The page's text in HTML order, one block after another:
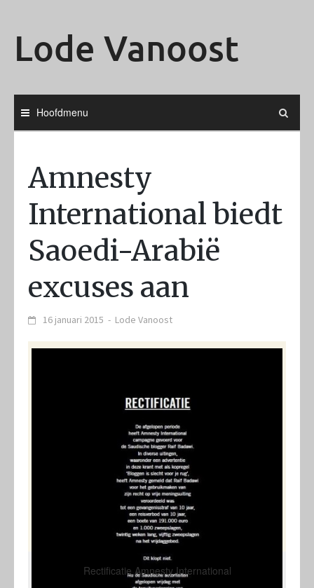
Lode Vanoost
Hoofdmenu
Amnesty
International biedt
Saoedi-Arabië
excuses aan
16 januari 2015 - Lode Vanoost
Rectificatie Amnesty International